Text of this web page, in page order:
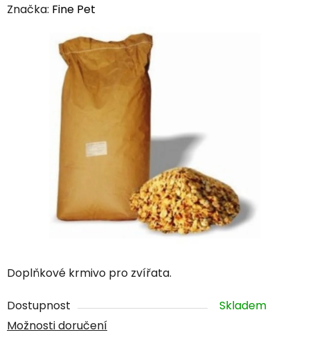
Doplňkové krmivo pro zvířata.
Dostupnost
Skladem
Možnosti doručení
hodnocení
hvězdiček.
Značka: Fine Pet